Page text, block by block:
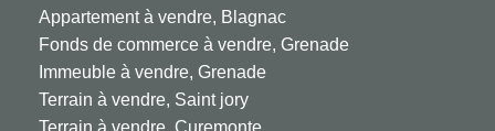
Appartement à vendre, Blagnac
Fonds de commerce à vendre, Grenade
Immeuble à vendre, Grenade
Terrain à vendre, Saint jory
Terrain à vendre, Curemonte